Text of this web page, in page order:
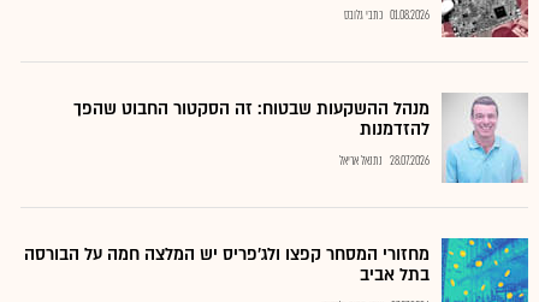
01.08.2026 כתבי גלובס
מנהל ההשקעות שבטוח: זה הסקטור החבוט שהפך
להזדמנות
28.07.2026 נתנאל אריאל
מחזורי המסחר קפצו ולג'פריס יש המלצה חמה על הבורסה
בתל אביב